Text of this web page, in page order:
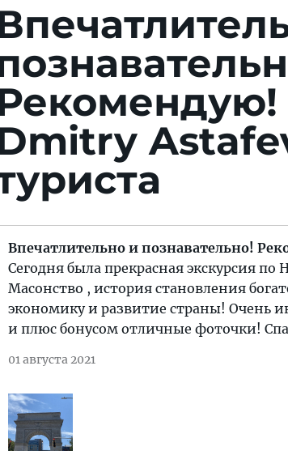
Впечатлительно и познавательно!
Сегодня была прекрасная экскурсия
Масонство , история становления
экономику и развитие страны! Очень
и плюс бонусом отличные фоточки!
01 августа 2021